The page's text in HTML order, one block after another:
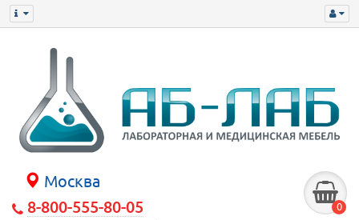
Москва
8-800-555-80-05 0